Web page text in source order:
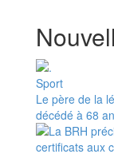
Sport
Le père de la
décédé à 68